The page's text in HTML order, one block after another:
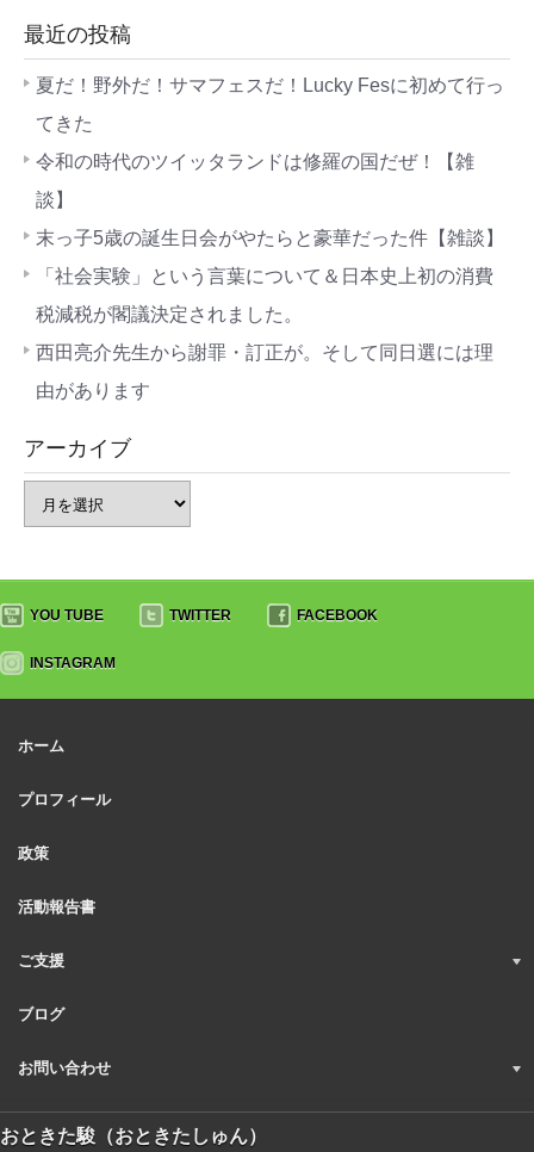
最近の投稿
夏だ！野外だ！サマフェスだ！Lucky Fesに初めて行っ
てきた
令和の時代のツイッタランドは修羅の国だぜ！【雑
談】
末っ子5歳の誕生日会がやたらと豪華だった件【雑談】
「社会実験」という言葉について＆日本史上初の消費
税減税が閣議決定されました。
西田亮介先生から謝罪・訂正が。そして同日選には理
由があります
アーカイブ
YOU TUBE TWITTER FACEBOOK
INSTAGRAM
ホーム
プロフィール
政策
活動報告書
ご支援
ブログ
お問い合わせ
おときた駿（おときたしゅん）